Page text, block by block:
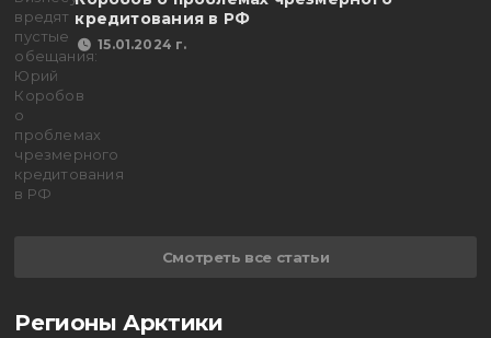
кредитования в РФ
15.01.2024 г.
Смотреть все статьи
Регионы Арктики